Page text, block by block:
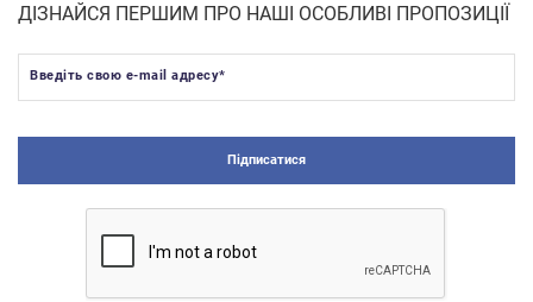
ДІЗНАЙСЯ ПЕРШИМ ПРО НАШІ ОСОБЛИВІ ПРОПОЗИЦІЇ
Введіть свою e-mail адресу*
Підписатися